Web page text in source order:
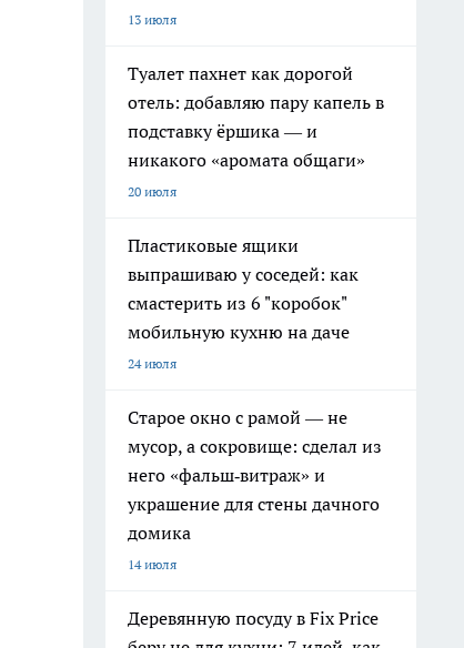
13 июля
Туалет пахнет как дорогой
отель: добавляю пару капель в
подставку ёршика — и
никакого «аромата общаги»
20 июля
Пластиковые ящики
выпрашиваю у соседей: как
смастерить из 6 "коробок"
мобильную кухню на даче
24 июля
Старое окно с рамой — не
мусор, а сокровище: сделал из
него «фальш‑витраж» и
украшение для стены дачного
домика
14 июля
Деревянную посуду в Fix Price